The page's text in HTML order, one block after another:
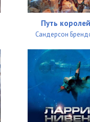
Путь королей
Сандерсон